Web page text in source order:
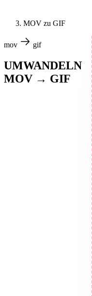
MOV zu GIF
mov gif
UMWANDELN
MOV → GIF